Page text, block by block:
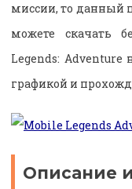
миссии, то данный
можете скачать
Legends:
графикой и
Описание